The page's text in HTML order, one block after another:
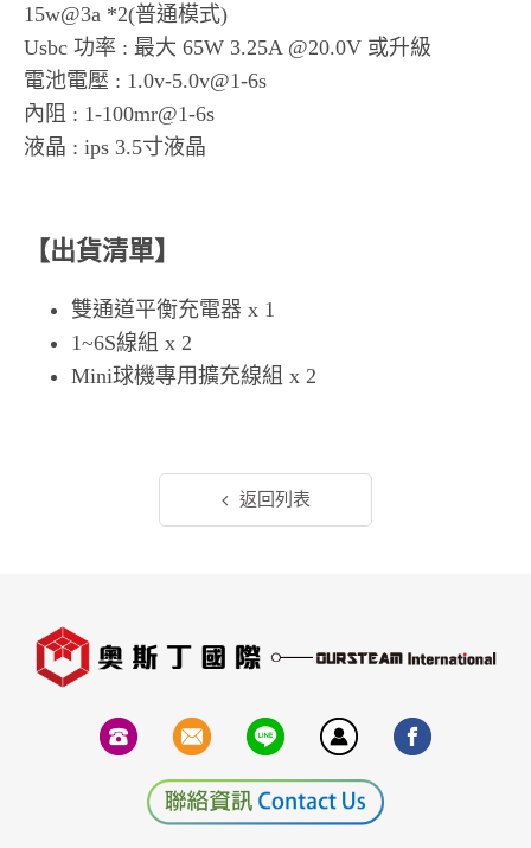
15w@3a *2(普通模式)
Usbc 功率 : 最大 65W 3.25A @20.0V 或升級
電池電壓 : 1.0v-5.0v@1-6s
內阻 : 1-100mr@1-6s
液晶 : ips 3.5寸液晶
【出貨清單】
雙通道平衡充電器 x 1
1~6S線組 x 2
Mini球機專用擴充線組 x 2
返回列表